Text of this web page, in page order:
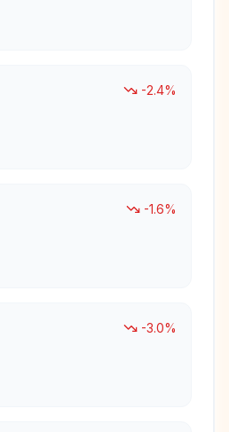
-2.4%
-1.6%
-3.0%